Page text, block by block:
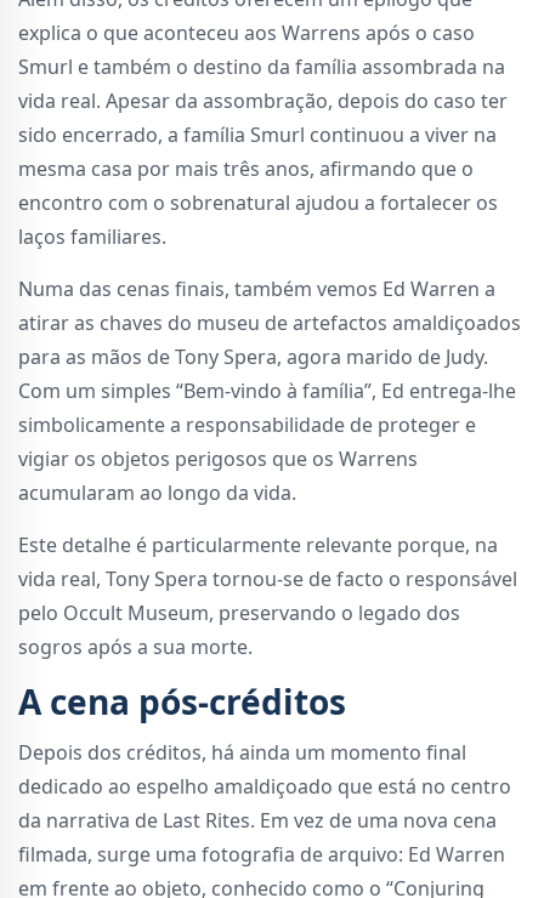
explica o que aconteceu aos Warrens após o caso
Smurl e também o destino da família assombrada na
vida real. Apesar da assombração, depois do caso ter
sido encerrado, a família Smurl continuou a viver na
mesma casa por mais três anos, afirmando que o
encontro com o sobrenatural ajudou a fortalecer os
laços familiares.
Numa das cenas finais, também vemos Ed Warren a
atirar as chaves do museu de artefactos amaldiçoados
para as mãos de Tony Spera, agora marido de Judy.
Com um simples “Bem-vindo à família”, Ed entrega-lhe
simbolicamente a responsabilidade de proteger e
vigiar os objetos perigosos que os Warrens
acumularam ao longo da vida.
Este detalhe é particularmente relevante porque, na
vida real, Tony Spera tornou-se de facto o responsável
pelo Occult Museum, preservando o legado dos
sogros após a sua morte.
A cena pós-créditos
Depois dos créditos, há ainda um momento final
dedicado ao espelho amaldiçoado que está no centro
da narrativa de Last Rites. Em vez de uma nova cena
filmada, surge uma fotografia de arquivo: Ed Warren
em frente ao objeto, conhecido como o “Conjuring